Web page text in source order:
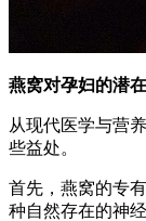
燕窝对孕妇的潜
从现代医学与营
些益处。
首先，燕窝的专
种自然存在的神